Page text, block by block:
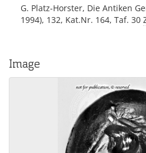
G. Platz-Horster, Die Antiken
1994), 132, Kat.Nr. 164, Taf. 30
Image